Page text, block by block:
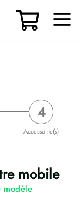
Accessoire(s)
mobile
modèle